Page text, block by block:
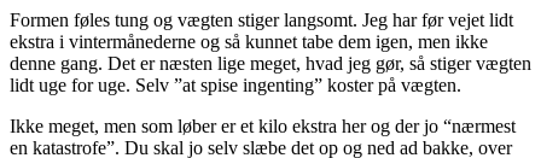
Formen føles tung og vægten stiger langsomt. Jeg har før vejet lidt
ekstra i vintermånederne og så kunnet tabe dem igen, men ikke
denne gang. Det er næsten lige meget, hvad jeg gør, så stiger vægten
lidt uge for uge. Selv ”at spise ingenting” koster på vægten.
Ikke meget, men som løber er et kilo ekstra her og der jo “nærmest
en katastrofe”. Du skal jo selv slæbe det op og ned ad bakke, over